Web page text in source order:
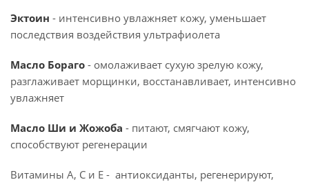
Эктоин - интенсивно увлажняет кожу, уменьшает
последствия воздействия ультрафиолета
Масло Бораго - омолаживает сухую зрелую кожу,
разглаживает морщинки, восстанавливает, интенсивно
увлажняет
Масло Ши и Жожоба - питают, смягчают кожу,
способствуют регенерации
Витамины А, С и Е - антиоксиданты, регенерируют,